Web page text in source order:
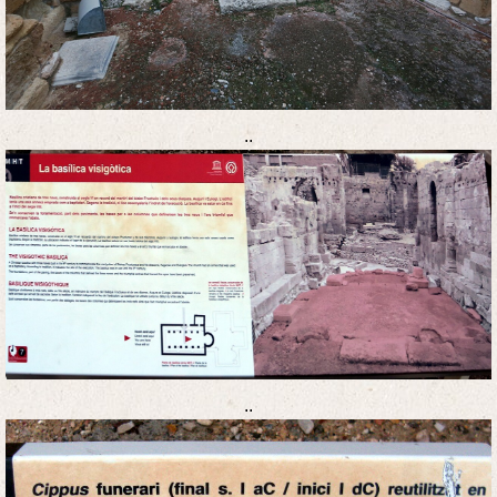
..
..